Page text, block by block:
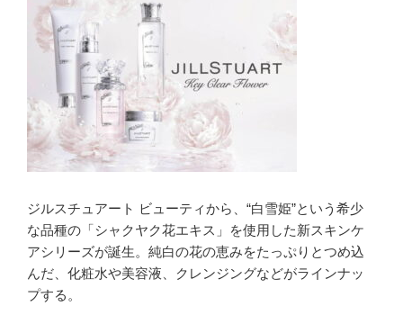
ジルスチュアート ビューティから、“白雪姫”という希少
な品種の「シャクヤク花エキス」を使用した新スキンケ
アシリーズが誕生。純白の花の恵みをたっぷりとつめ込
んだ、化粧水や美容液、クレンジングなどがラインナッ
プする。